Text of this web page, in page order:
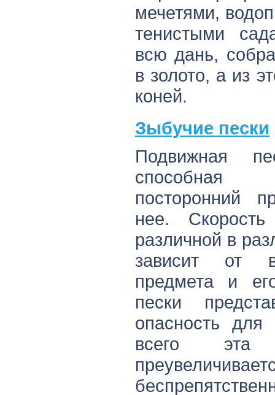
мечетями,
тенистыми
всю дань,
в золото, а из
коней.
Зыбучие пески
Подвижная
способная
посторонний
нее. Скорость
различной в
зависит от
предмета и
пески
опасность
всего эта